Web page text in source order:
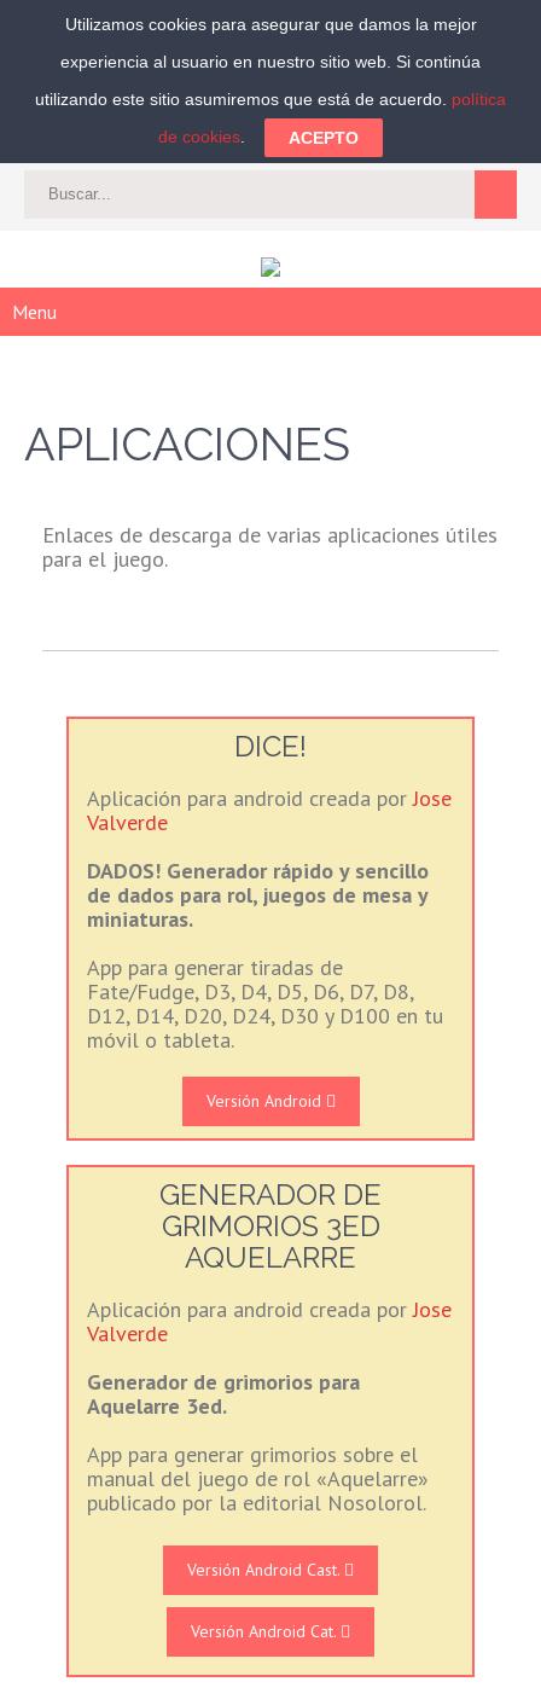
Síguenos:
CAT-ES| ACCEDER | REGISTRARSE
Menu
APLICACIONES
Enlaces de descarga de varias aplicaciones útiles
para el juego.
DICE!
Aplicación para android creada porJose
Valverde
DADOS! Generador rápido y sencillo
de dados para rol, juegos de mesa y
miniaturas.
App para generar tiradas de
Fate/Fudge, D3, D4, D5, D6, D7, D8,
D12, D14, D20, D24, D30 y D100 en tu
móvil o tableta.
Versión Android
GENERADOR DE
GRIMORIOS 3ED
AQUELARRE
Aplicación para android creada porJose
Valverde
Generador de grimorios para
Aquelarre 3ed.
App para generar grimorios sobre el
manual del juego de rol «Aquelarre»
publicado por la editorial Nosolorol.
Versión Android Cast.
Versión Android Cat.
Utilizamos cookies para asegurar que damos la mejor
experiencia al usuario en nuestro sitio web. Si continúa
utilizando este sitio asumiremos que está de acuerdo. política
de cookies
ACEPTO